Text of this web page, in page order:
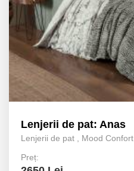
Lenjerii de pat: Anas
Lenjerii de pat , Mood Confort
Preț: